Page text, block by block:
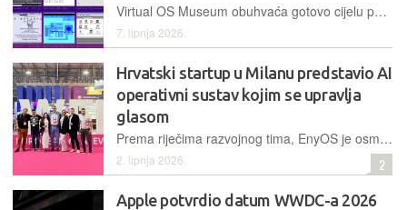
Virtual OS Museum obuhvaća gotovo cijelu povijest računalstva, od Manchester Babyja iz 1948., preko nekih manje poznatih OS-ova, pa sve do ranih verzija Androida
7. lipnja 2026.
Hrvatski startup u Milanu predstavio AI
operativni sustav kojim se upravlja
glasom
Prema riječima razvojnog tima, EnyOS je osmišljen kao lokalno orijentirano rješenje koje privatnost korisnika stavlja u prvi plan
2. lipnja 2026. 2
Apple potvrdio datum WWDC-a 2026